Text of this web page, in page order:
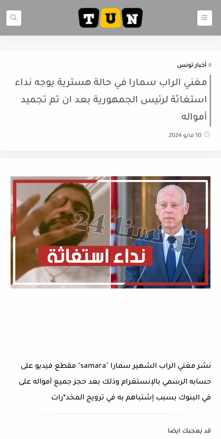
أخبار تونس
مغني الراب سمارا في حالة هسترية يوجه نداء
استغاثة لرئيس الجمهورية بعد ان تم تجميد
أمواله
10 مايو 2024
نشر مغني الراب الشهير سمارا "samara" مقطع فيديو على
حسابه الرسمي بالإنستغرام وذلك بعد حجز جميع أمواله على
في البنوك بسبب إشتباهم به في ترويج المخد*رات
قد يعجبك ايضا